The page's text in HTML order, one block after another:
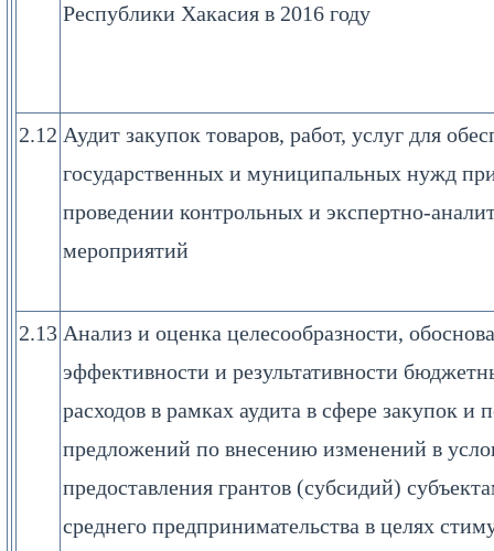
Республики Хакасия в 2016 году
2.12 Аудит закупок товаров, работ, услуг для
государственных и муниципальных нужд
проведении контрольных и экспертно-
мероприятий
2.13 Анализ и оценка целесообразности,
эффективности и результативности
расходов в рамках аудита в сфере закупок и
предложений по внесению изменений в
предоставления грантов (субсидий)
среднего предпринимательства в целях